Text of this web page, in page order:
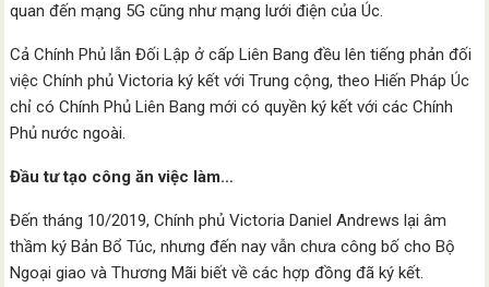
quan đến mạng 5G cũng như mạng lưới điện của Úc.
Cả Chính Phủ lẫn Đối Lập ở cấp Liên Bang đều lên tiếng phản đối
việc Chính phủ Victoria ký kết với Trung cộng, theo Hiến Pháp Úc
chỉ có Chính Phủ Liên Bang mới có quyền ký kết với các Chính
Phủ nước ngoài.
Đầu tư tạo công ăn việc làm…
Đến tháng 10/2019, Chính phủ Victoria Daniel Andrews lại âm
thầm ký Bản Bổ Túc, nhưng đến nay vẫn chưa công bố cho Bộ
Ngoại giao và Thương Mãi biết về các hợp đồng đã ký kết.